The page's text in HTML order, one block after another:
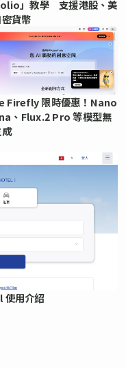
」教學 支援港股、美
貨幣
Firefly 限時優惠！Nano
、Flux.2 Pro 等模型無
使用介紹